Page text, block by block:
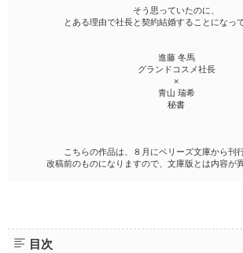
そう思っていたのに、
とある理由で社長と契約結婚することになっ
進藤 冬馬
グランドコスメ社長
×
青山 瑞希
秘書
こちらの作品は、８月にベリーズ文庫から刊
改稿前のものになりますので、文庫版とは内容が
目次